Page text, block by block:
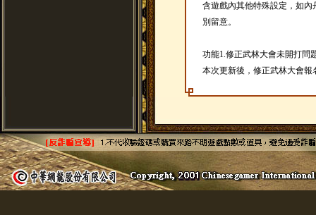
含遊戲內其他特殊設定，如
別留意。
功能1.修正武林大會未開打問
本次更新後，修正武林大會